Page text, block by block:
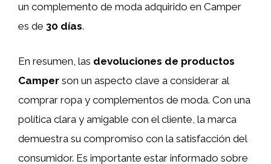
un complemento de moda adquirido en Camper
es de 30 días.
En resumen, las devoluciones de productos
Camper son un aspecto clave a considerar al
comprar ropa y complementos de moda. Con una
política clara y amigable con el cliente, la marca
demuestra su compromiso con la satisfacción del
consumidor. Es importante estar informado sobre